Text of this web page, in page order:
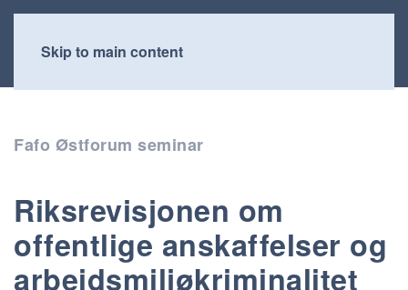
Skip to main content
Fafo Østforum seminar
Riksrevisjonen om
offentlige anskaffelser og
arbeidsmiljøkriminalitet